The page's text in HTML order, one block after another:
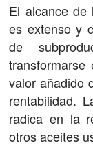
El alcance de
es extenso y
de
valor añadido
rentabilidad.
radica en la
otros aceites